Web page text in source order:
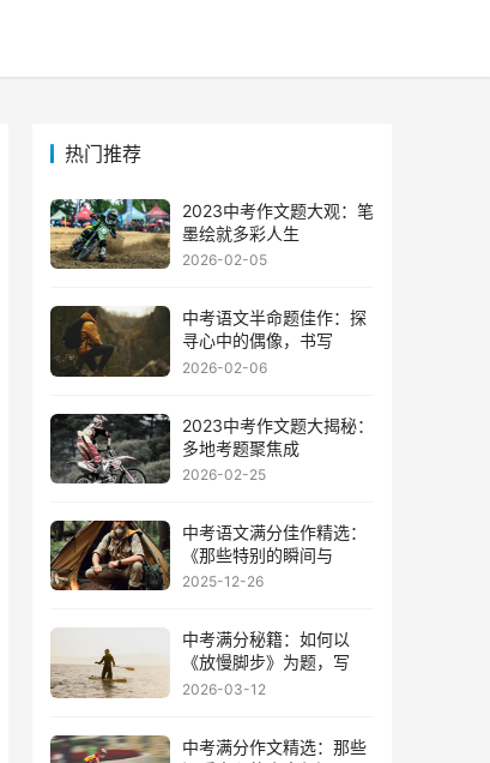
热门推荐
2023中考作文题大观：笔
墨绘就多彩人生
2026-02-05
中考语文半命题佳作：探
寻心中的偶像，书写
2026-02-06
2023中考作文题大揭秘：
多地考题聚焦成
2026-02-25
中考语文满分佳作精选：
《那些特别的瞬间与
2025-12-26
中考满分秘籍：如何以
《放慢脚步》为题，写
2026-03-12
中考满分作文精选：那些